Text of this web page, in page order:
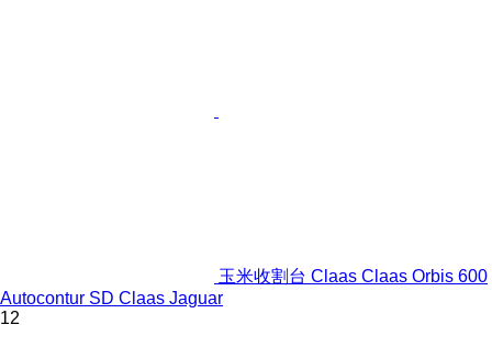
玉米收割台 Claas Claas Orbis 600
Autocontur SD Claas Jaguar
12